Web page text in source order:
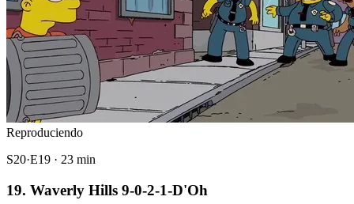
Reproduciendo
S20·E19 · 23 min
19. Waverly Hills 9-0-2-1-D'Oh